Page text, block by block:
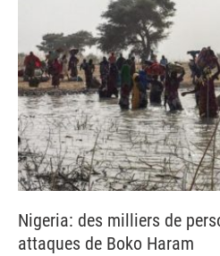
Nigeria: des milliers de
attaques de Boko Haram